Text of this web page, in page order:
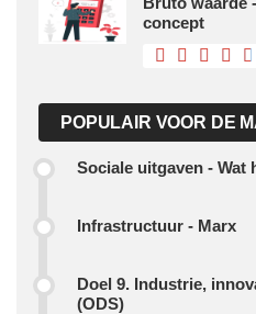
concept
POPULAIR VOOR DE
Sociale uitgaven - Wat
Infrastructuur - Marx
Doel 9. Industrie,
(ODS)